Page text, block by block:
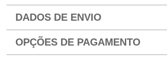
DADOS DE ENVIO
OPÇÕES DE PAGAMENTO